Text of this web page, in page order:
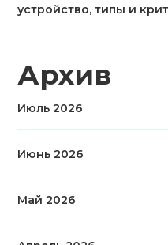
устройство, типы и
Архив
Июль 2026
Июнь 2026
Май 2026